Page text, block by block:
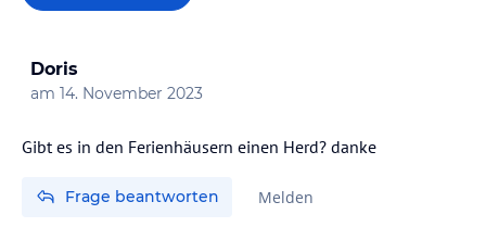
Doris
am 14. November 2023
Gibt es in den Ferienhäusern einen Herd? danke
Frage beantworten Melden